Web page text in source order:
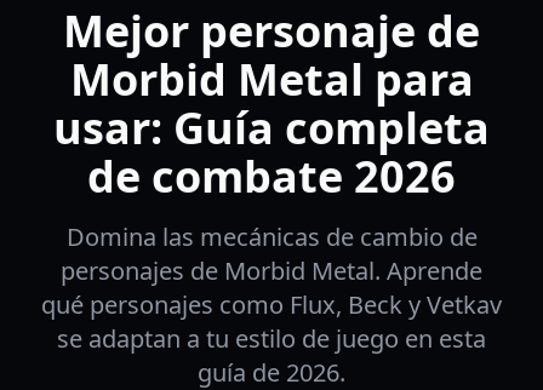
Mejor personaje de
Morbid Metal para
usar: Guía completa
de combate 2026
Domina las mecánicas de cambio de
personajes de Morbid Metal. Aprende
qué personajes como Flux, Beck y Vetkav
se adaptan a tu estilo de juego en esta
guía de 2026.